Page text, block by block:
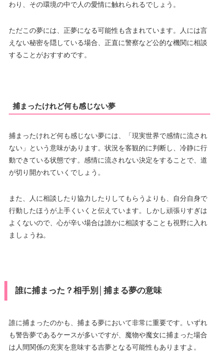
わり、その環境の中で人の愛情に触れられるでしょう。
ただこの夢には、正夢になる可能性も含まれています。人には言
えない秘密を隠している場合、正直に警察など公的な機関に相談
することがおすすめです。
捕まったけれど何も感じない夢
捕まったけれど何も感じない夢には、「現実世界で感情に流され
ない」という意味があります。状況を客観的に判断し、冷静に行
動できている状態です。感情に流されない決定をすることで、道
が切り開かれていくでしょう。
また、人に相談したり協力したりしてもらうよりも、自分自身で
行動したほうが上手くいくと伝えています。しかし頑張りすぎは
よくないので、心が辛い場合は誰かに相談することも視野に入れ
ましょうね。
誰に捕まった？相手別│捕まる夢の意味
誰に捕まったのかも、捕まる夢において非常に重要です。いずれ
も警告夢であるケースが多いですが、魔物や魔女に捕まった場合
は人間関係の充実を意味する吉夢となる可能性もありますよ。